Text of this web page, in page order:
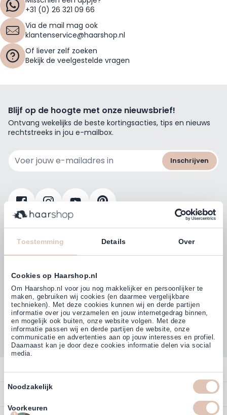
Toestemming Details Over
Cookies op Haarshop.nl
Om Haarshop.nl voor jou nog makkelijker en persoonlijker te
maken, gebruiken wij cookies (en daarmee vergelijkbare
technieken). Met deze cookies kunnen wij en derde partijen
informatie over jou verzamelen en jouw internetgedrag binnen,
en mogelijk ook buiten, onze website volgen. Met deze
informatie passen wij en derde partijen de website, onze
communicatie en advertenties aan op jouw interesses en profiel.
Daarnaast kan je door deze cookies informatie delen via social
media.
Noodzakelijk
Voorkeuren
+31 (0) 26 321 09 66
Via de mail mag ook
klantenservice@haarshop.nl
Of liever zelf zoeken
Bekijk de veelgestelde vragen
Contact
Overzicht
Contact
Blijf op de hoogte met onze nieuwsbrief!
Ontvang wekelijks de beste kortingsacties, tips en nieuws
rechtstreeks in jou e-mailbox.
Inschrijven
4,77 (38.000+)
5% extra
op ons assortiment